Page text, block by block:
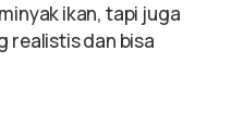
ikan, tapi juga
realistis dan bisa